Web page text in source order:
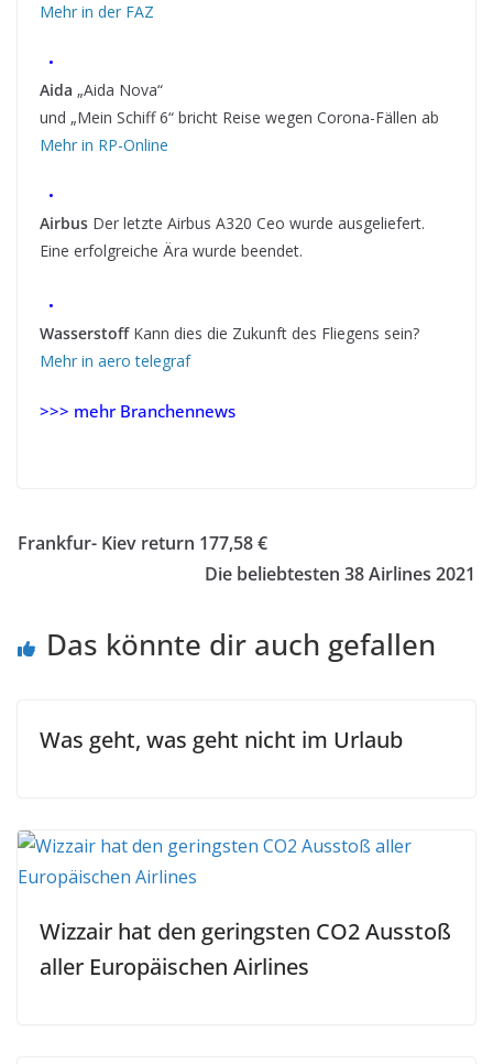
Mehr in der FAZ
•
Aida „Aida Nova“
und „Mein Schiff 6“ bricht Reise wegen Corona-Fällen ab
Mehr in RP-Online
•
Airbus Der letzte Airbus A320 Ceo wurde ausgeliefert.
Eine erfolgreiche Ära wurde beendet.
•
WasserstoffKann dies die Zukunft des Fliegens sein?
Mehr in aero telegraf
>>> mehr Branchennews
Frankfur- Kiev return 177,58 €
Die beliebtesten 38 Airlines 2021
Das könnte dir auch gefallen
Was geht, was geht nicht im Urlaub
Wizzair hat den geringsten CO2 Ausstoß
aller Europäischen Airlines